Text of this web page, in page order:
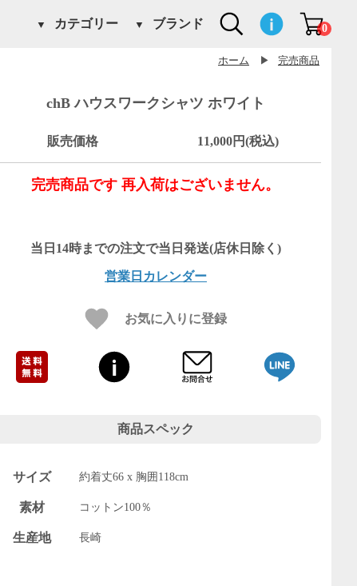
カテゴリー ブランド 0
ホーム ▶ 完売商品
chB ハウスワークシャツ ホワイト
販売価格 11,000円(税込)
完売商品です 再入荷はございません。
営業日カレンダー
お気に入りに登録
商品スペック
サイズ 約着丈66 x 胸囲118cm
素材 コットン100％
生産地 長崎